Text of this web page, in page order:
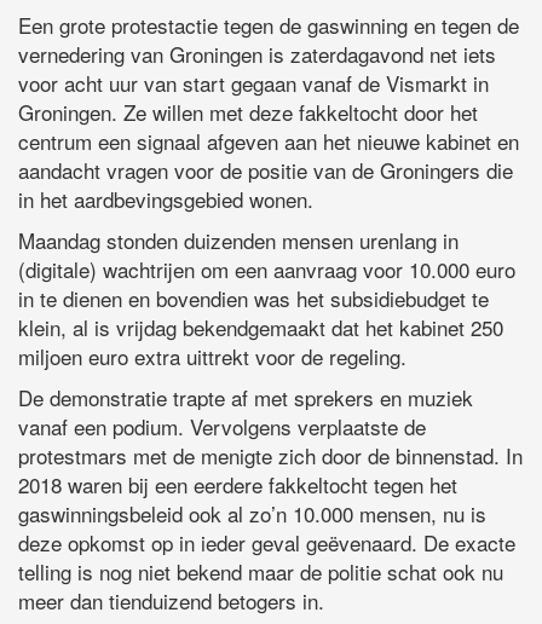
Een grote protestactie tegen de gaswinning en tegen de
vernedering van Groningen is zaterdagavond net iets
voor acht uur van start gegaan vanaf de Vismarkt in
Groningen. Ze willen met deze fakkeltocht door het
centrum een signaal afgeven aan het nieuwe kabinet en
aandacht vragen voor de positie van de Groningers die
in het aardbevingsgebied wonen.
Maandag stonden duizenden mensen urenlang in
(digitale) wachtrijen om een aanvraag voor 10.000 euro
in te dienen en bovendien was het subsidiebudget te
klein, al is vrijdag bekendgemaakt dat het kabinet 250
miljoen euro extra uittrekt voor de regeling.
De demonstratie trapte af met sprekers en muziek
vanaf een podium. Vervolgens verplaatste de
protestmars met de menigte zich door de binnenstad. In
2018 waren bij een eerdere fakkeltocht tegen het
gaswinningsbeleid ook al zo’n 10.000 mensen, nu is
deze opkomst op in ieder geval geëvenaard. De exacte
telling is nog niet bekend maar de politie schat ook nu
meer dan tienduizend betogers in.